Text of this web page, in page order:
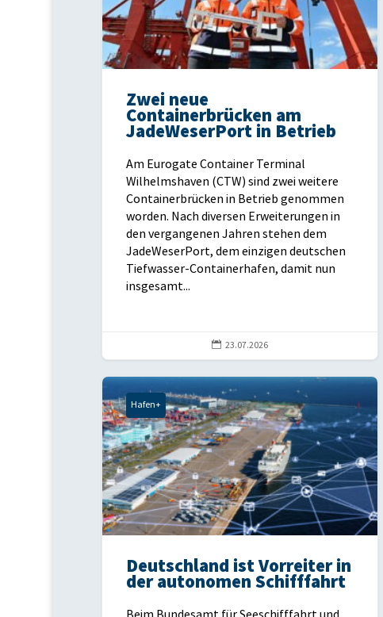
Zwei neue
Containerbrücken am
JadeWeserPort in Betrieb
Am Eurogate Container Terminal
Wilhelmshaven (CTW) sind zwei weitere
Containerbrücken in Betrieb genommen
worden. Nach diversen Erweiterungen in
den vergangenen Jahren stehen dem
JadeWeserPort, dem einzigen deutschen
Tiefwasser-Containerhafen, damit nun
insgesamt...
 23.07.2026
Hafen+
Deutschland ist Vorreiter in
der autonomen Schifffahrt